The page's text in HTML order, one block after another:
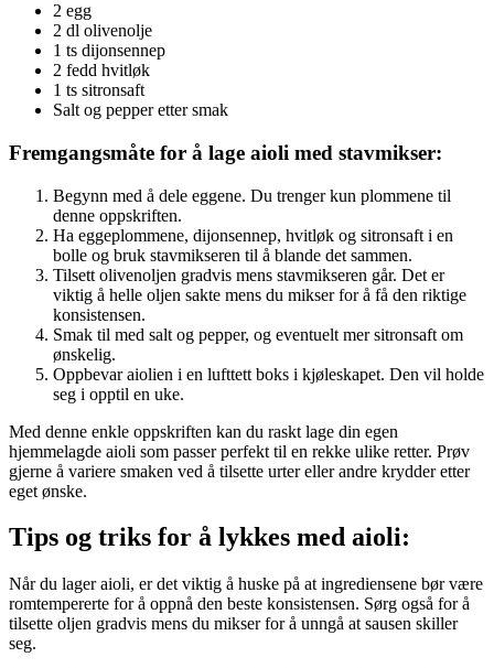
2 egg
2 dl olivenolje
1 ts dijonsennep
2 fedd hvitløk
1 ts sitronsaft
Salt og pepper etter smak
Fremgangsmåte for å lage aioli med stavmikser:
Begynn med å dele eggene. Du trenger kun plommene til
denne oppskriften.
Ha eggeplommene, dijonsennep, hvitløk og sitronsaft i en
bolle og bruk stavmikseren til å blande det sammen.
Tilsett olivenoljen gradvis mens stavmikseren går. Det er
viktig å helle oljen sakte mens du mikser for å få den riktige
konsistensen.
Smak til med salt og pepper, og eventuelt mer sitronsaft om
ønskelig.
Oppbevar aiolien i en lufttett boks i kjøleskapet. Den vil holde
seg i opptil en uke.
Med denne enkle oppskriften kan du raskt lage din egen
hjemmelagde aioli som passer perfekt til en rekke ulike retter. Prøv
gjerne å variere smaken ved å tilsette urter eller andre krydder etter
eget ønske.
Tips og triks for å lykkes med aioli:
Når du lager aioli, er det viktig å huske på at ingrediensene bør være
romtempererte for å oppnå den beste konsistensen. Sørg også for å
tilsette oljen gradvis mens du mikser for å unngå at sausen skiller
seg.